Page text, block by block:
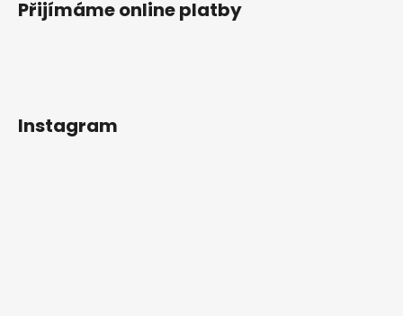
Přijímáme online platby
Instagram